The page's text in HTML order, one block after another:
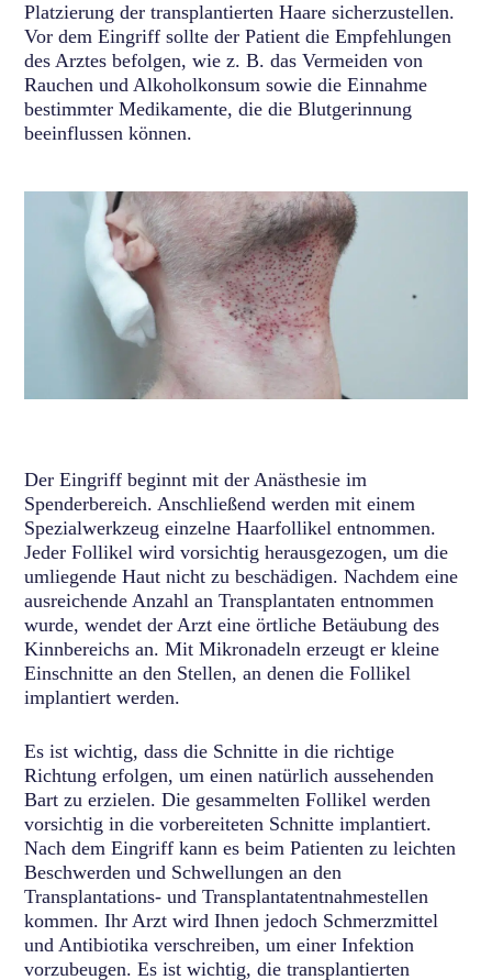
Platzierung der transplantierten Haare sicherzustellen.
Vor dem Eingriff sollte der Patient die Empfehlungen
des Arztes befolgen, wie z. B. das Vermeiden von
Rauchen und Alkoholkonsum sowie die Einnahme
bestimmter Medikamente, die die Blutgerinnung
beeinflussen können.
Der Eingriff beginnt mit der Anästhesie im
Spenderbereich. Anschließend werden mit einem
Spezialwerkzeug einzelne Haarfollikel entnommen.
Jeder Follikel wird vorsichtig herausgezogen, um die
umliegende Haut nicht zu beschädigen. Nachdem eine
ausreichende Anzahl an Transplantaten entnommen
wurde, wendet der Arzt eine örtliche Betäubung des
Kinnbereichs an. Mit Mikronadeln erzeugt er kleine
Einschnitte an den Stellen, an denen die Follikel
implantiert werden.
Es ist wichtig, dass die Schnitte in die richtige
Richtung erfolgen, um einen natürlich aussehenden
Bart zu erzielen. Die gesammelten Follikel werden
vorsichtig in die vorbereiteten Schnitte implantiert.
Nach dem Eingriff kann es beim Patienten zu leichten
Beschwerden und Schwellungen an den
Transplantations- und Transplantatentnahmestellen
kommen. Ihr Arzt wird Ihnen jedoch Schmerzmittel
und Antibiotika verschreiben, um einer Infektion
vorzubeugen. Es ist wichtig, die transplantierten